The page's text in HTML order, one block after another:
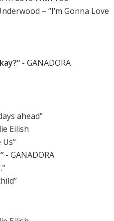
– “I’m Gonna Love
- GANADORA
ahead”
Eilish
- GANADORA